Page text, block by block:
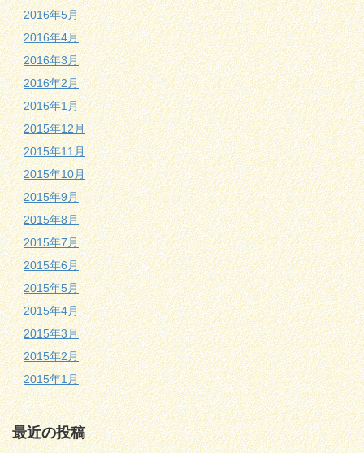
2016年5月
2016年4月
2016年3月
2016年2月
2016年1月
2015年12月
2015年11月
2015年10月
2015年9月
2015年8月
2015年7月
2015年6月
2015年5月
2015年4月
2015年3月
2015年2月
2015年1月
最近の投稿